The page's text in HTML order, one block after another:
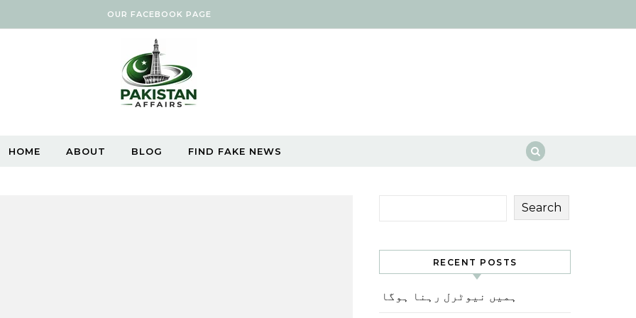
OUR FACEBOOK PAGE
HOME ABOUT BLOG FIND FAKE NEWS
Search
RECENT POSTS
ہمیں نیوٹرل رہنا ہوگا